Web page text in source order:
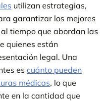
utilizan estrategias,
garantizar los mejores
tiempo que abordan las
quienes están
legal. Una
es cuánto pueden
médicas, lo que
en la cantidad que